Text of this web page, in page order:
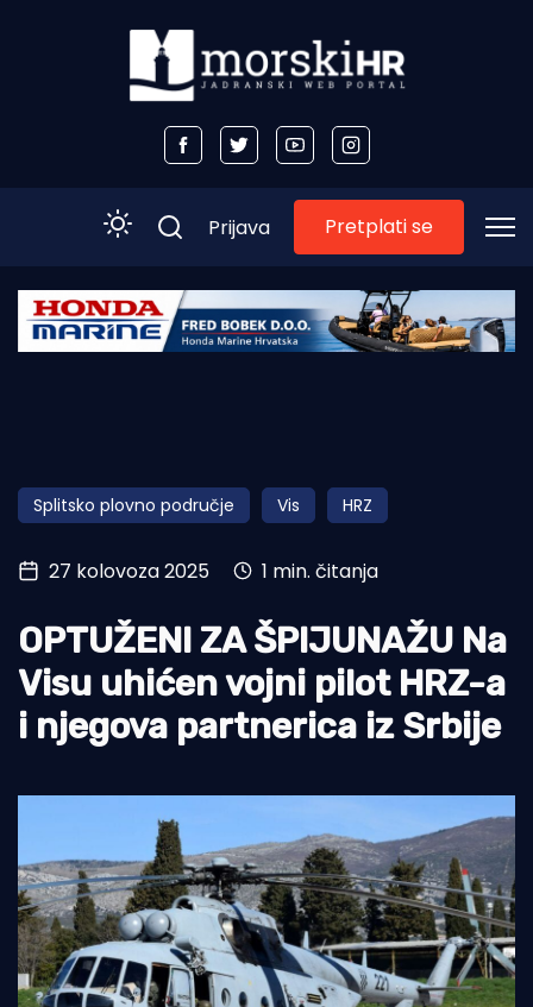
Početna
Obala
Otoci
Turizam i nautika
Pomorstvo
Ribolov
Ekologija
Prijava Pretplati se
Splitsko plovno područje Vis HRZ
27 kolovoza 2025 1 min. čitanja
OPTUŽENI ZA ŠPIJUNAŽU Na
Visu uhićen vojni pilot HRZ-a
i njegova partnerica iz Srbije